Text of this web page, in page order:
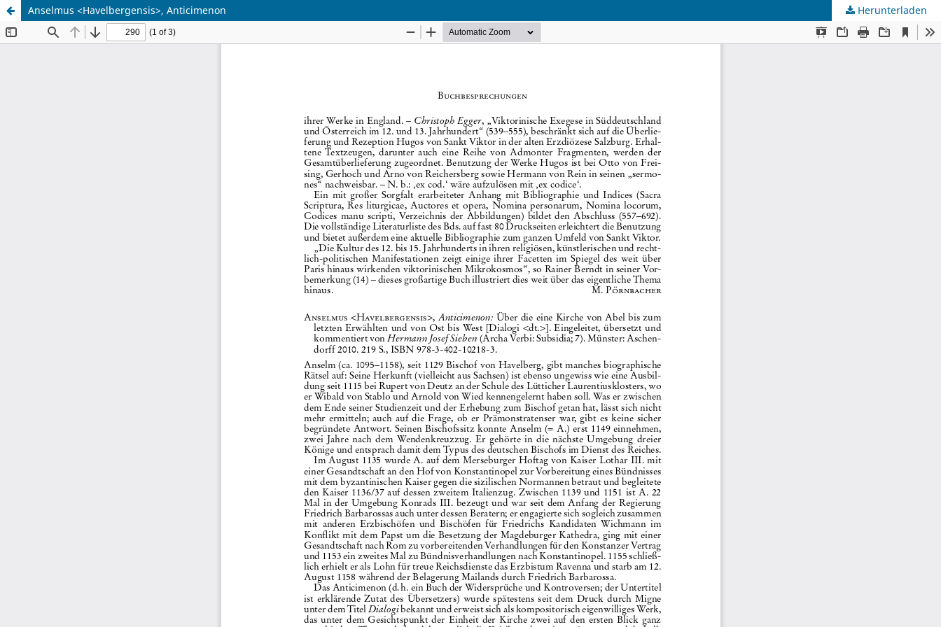
Anselmus <Havelbergensis>, Anticimenon Herunterladen